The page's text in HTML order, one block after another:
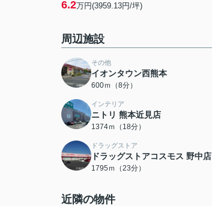
6.2万円(3959.13円/坪)
周辺施設
その他
イオンタウン西熊本
600ｍ（8分）
インテリア
ニトリ 熊本近見店
1374ｍ（18分）
ドラッグストア
ドラッグストアコスモス 野中店
1795ｍ（23分）
近隣の物件